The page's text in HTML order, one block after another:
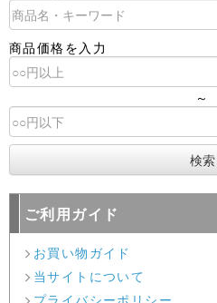
商品価格を入力
～
ご利用ガイド
お買い物ガイド
当サイトについて
プライバシーポリシー